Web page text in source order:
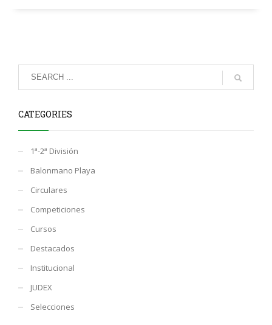
CATEGORIES
1ª-2ª División
Balonmano Playa
Circulares
Competiciones
Cursos
Destacados
Institucional
JUDEX
Selecciones